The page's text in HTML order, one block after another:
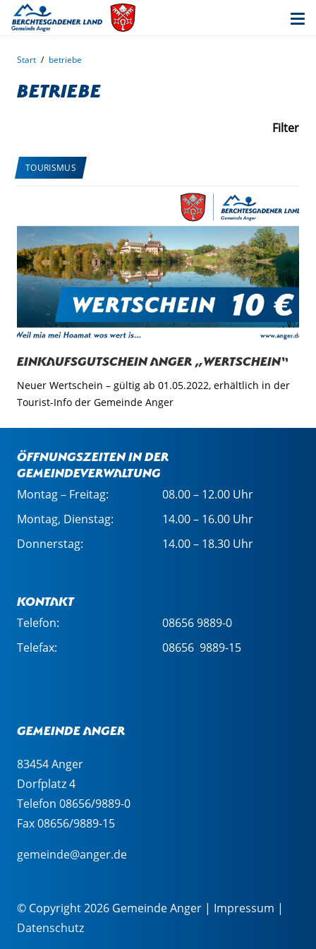
Start / betriebe
betriebe
Filter
TOURISMUS
Einkaufsgutschein Anger „Wertschein“
Neuer Wertschein – gültig ab 01.05.2022, erhältlich in der
Tourist-Info der Gemeinde Anger
Öffnungszeiten in der
Gemeindeverwaltung
Montag – Freitag:
08.00 – 12.00 Uhr
Montag, Dienstag:
14.00 – 16.00 Uhr
Donnerstag:
14.00 – 18.30 Uhr
Kontakt
Telefon:
08656 9889-0
Telefax:
08656 9889-15
Gemeinde Anger
83454 Anger
Dorfplatz 4
Telefon 08656/9889-0
Fax 08656/9889-15
gemeinde@anger.de
© Copyright 2026 Gemeinde Anger | Impressum |
Datenschutz